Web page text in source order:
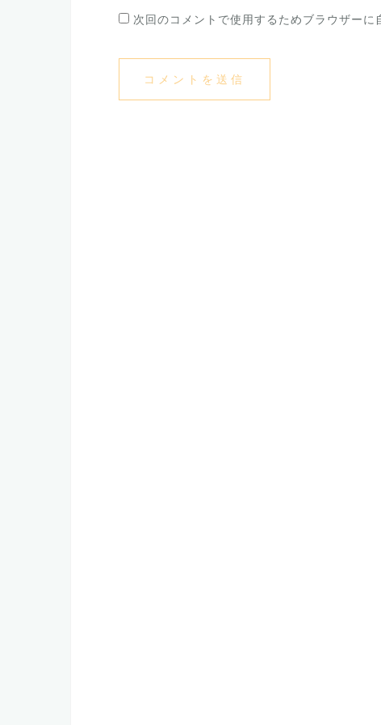
次回のコメントで使用するためブラウザーに